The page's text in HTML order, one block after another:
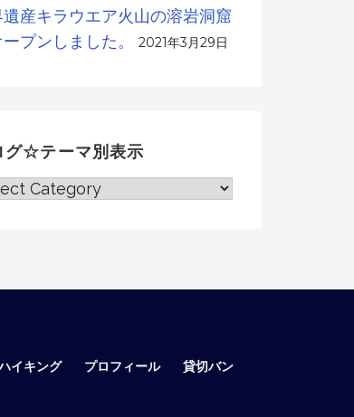
産キラウエア火山の溶岩洞窟
プンしました。
2021年3月29日
グ☆テーマ別表示
イキング プロフィール
貸切バン